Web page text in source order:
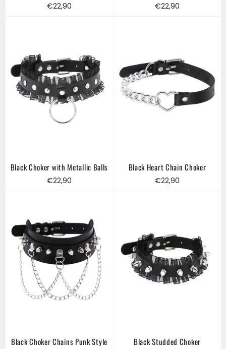
Regular
€22,90
Regular
€22,90
Black Choker with Metallic Balls
Regular
€22,90
Black Heart Chain Choker
Regular
€22,90
Black Choker Chains Punk Style Black Studded Choker